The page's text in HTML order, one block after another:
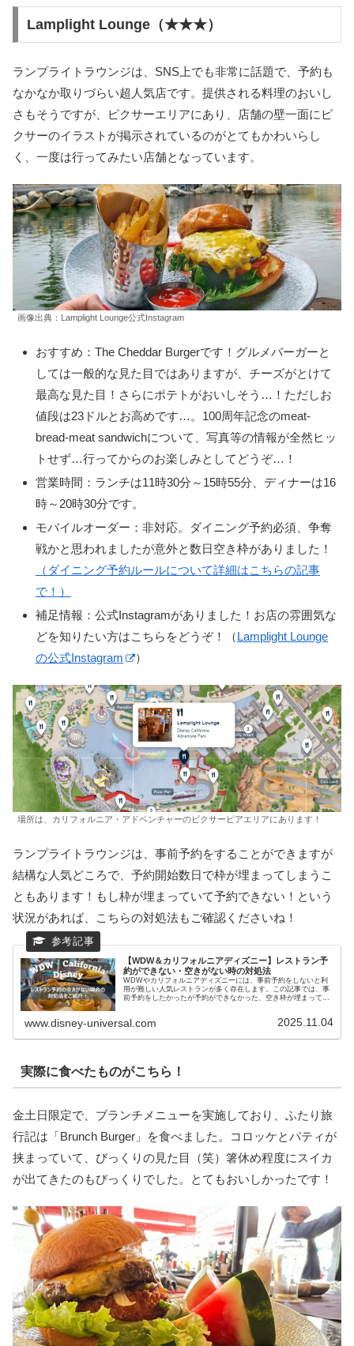
Lamplight Lounge（★★★）
ランプライトラウンジは、SNS上でも非常に話題で、予約も
なかなか取りづらい超人気店です。提供される料理のおいし
さもそうですが、ピクサーエリアにあり、店舗の壁一面にピ
クサーのイラストが掲示されているのがとてもかわいらし
く、一度は行ってみたい店舗となっています。
画像出典：Lamplight Lounge公式Instagram
おすすめ：The Cheddar Burgerです！グルメバーガーと
しては一般的な見た目ではありますが、チーズがとけて
最高な見た目！さらにポテトがおいしそう…！ただしお
値段は23ドルとお高めです…。100周年記念のmeat-
bread-meat sandwichについて、写真等の情報が全然ヒッ
トせず…行ってからのお楽しみとしてどうぞ…！
営業時間：ランチは11時30分～15時55分、ディナーは16
時～20時30分です。
モバイルオーダー：非対応。ダイニング予約必須、争奪
戦かと思われましたが意外と数日空き枠がありました！
（ダイニング予約ルールについて詳細はこちらの記事
で！）
補足情報：公式Instagramがありました！お店の雰囲気な
どを知りたい方はこちらをどうぞ！（Lamplight Lounge
の公式Instagram
）
場所は、カリフォルニア・アドベンチャーのピクサーピアエリアにあります！
ランプライトラウンジは、事前予約をすることができますが
結構な人気どころで、予約開始数日で枠が埋まってしまうこ
ともあります！もし枠が埋まっていて予約できない！という
状況があれば、こちらの対処法もご確認くださいね！
【WDW＆カリフォルニアディズニー】レストラン予
約ができない・空きがない時の対処法
WDWやカリフォルニアディズニーには、事前予約をしないと利
用が難しい人気レストランが多く存在します。この記事では、事
前予約をしたかったが予約ができなかった、空き枠が埋まってし
www.disney-universal.com 2025.11.04
実際に食べたものがこちら！
金土日限定で、ブランチメニューを実施しており、ふたり旅
行記は「Brunch Burger」を食べました。コロッケとパティが
挟まっていて、びっくりの見た目（笑）箸休め程度にスイカ
が出てきたのもびっくりでした。とてもおいしかったです！